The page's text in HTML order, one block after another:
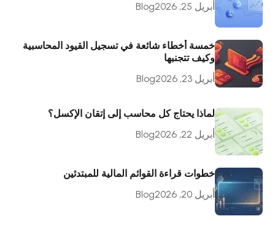
أبريل 25, 2026
Blog
خمسة أخطاء شائعة في تسجيل القيود المحاسبية
وكيف تتجنبها
أبريل 23, 2026
Blog
لماذا يحتاج كل محاسب إلى إتقان الإكسل؟
أبريل 22, 2026
Blog
خطوات قراءة القوائم المالية للمبتدئين
أبريل 20, 2026
Blog